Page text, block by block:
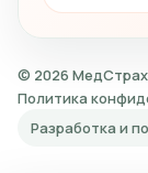
© 2026
Политика
Разработка и